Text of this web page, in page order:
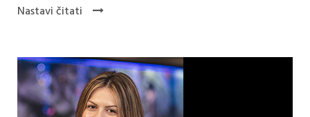
Nastavi čitati